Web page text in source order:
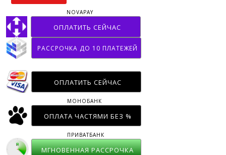
ОПЛАТИТЬ СЕЙЧАС
NOVAPAY
РАССРОЧКА ДО 10 ПЛАТЕЖЕЙ
ОПЛАТИТЬ СЕЙЧАС
ОПЛАТА ЧАСТЯМИ БЕЗ %
МОНОБАНК
МГНОВЕННАЯ РАССРОЧКА
ПРИВАТБАНК